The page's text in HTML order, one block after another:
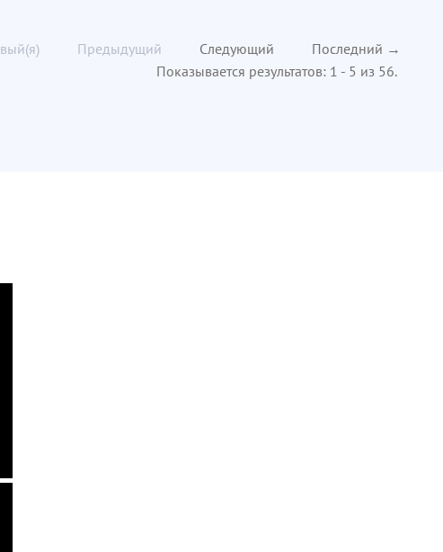
Показывается результатов: 1 - 5 из 56.
Предыдущий Следующий Последний →